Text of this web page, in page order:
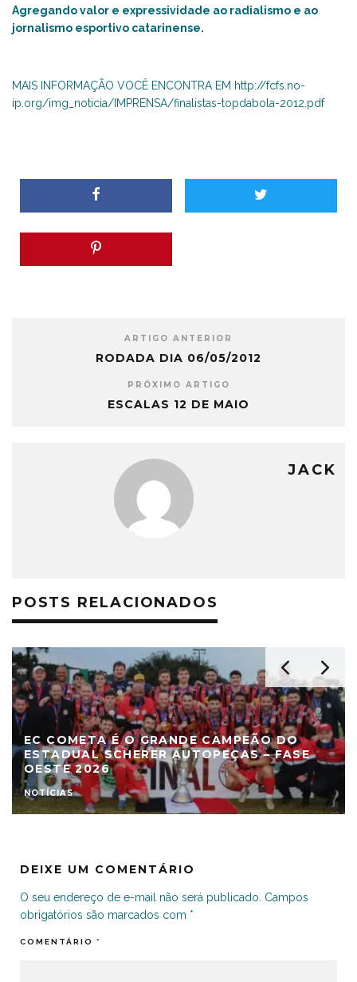
Agregando valor e expressividade ao radialismo e ao
jornalismo esportivo catarinense.
MAIS INFORMAÇÃO VOCÊ ENCONTRA EM http://fcfs.no-
ip.org/img_noticia/IMPRENSA/finalistas-topdabola-2012.pdf
ARTIGO ANTERIOR
RODADA DIA 06/05/2012
PRÓXIMO ARTIGO
ESCALAS 12 DE MAIO
JACK
POSTS RELACIONADOS
EC COMETA É O GRANDE CAMPEÃO DO
ESTADUAL SCHERER AUTOPEÇAS – FASE
OESTE 2026
NOTÍCIAS
DEIXE UM COMENTÁRIO
O seu endereço de e-mail não será publicado. Campos
obrigatórios são marcados com *
COMENTÁRIO *